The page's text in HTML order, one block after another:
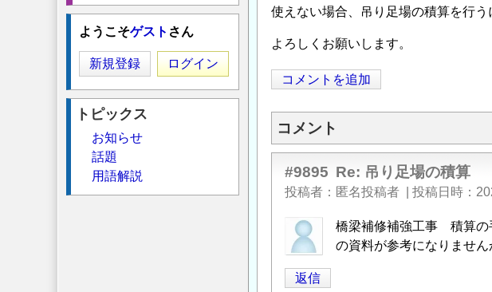
使えない場合、吊り足場の積算を行
よろしくお願いします。
コメントを追加
コメント
#9895 Re: 吊り足場の積算
投稿者 匿名投稿者 投稿日時
橋梁補修補強工事 積算
の資料が参考になりません
返信
ようこそゲスト さん
新規登録 ログイン
トピックス
お知らせ
話題
用語解説